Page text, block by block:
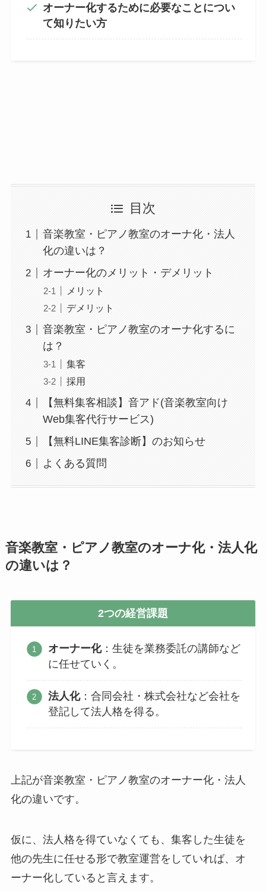
オーナー化するために必要なことについ
て知りたい方
目次
音楽教室・ピアノ教室のオーナ化・法人
化の違いは？
オーナー化のメリット・デメリット
メリット
デメリット
音楽教室・ピアノ教室のオーナ化するに
は？
集客
採用
【無料集客相談】音アド(音楽教室向け
Web集客代行サービス)
【無料LINE集客診断】のお知らせ
よくある質問
音楽教室・ピアノ教室のオーナ化・法人化
の違いは？
2つの経営課題
オーナー化：生徒を業務委託の講師など
に任せていく。
法人化：合同会社・株式会社など会社を
登記して法人格を得る。
上記が音楽教室・ピアノ教室のオーナー化・法人
化の違いです。
仮に、法人格を得ていなくても、集客した生徒を
他の先生に任せる形で教室運営をしていれば、オ
ーナー化していると言えます。